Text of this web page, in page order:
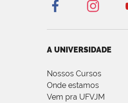
A UNIVERSIDADE
Nossos Cursos
Onde estamos
Vem pra UFVJM